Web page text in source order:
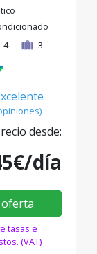
4 3
desde:
día
tasas e
(VAT)